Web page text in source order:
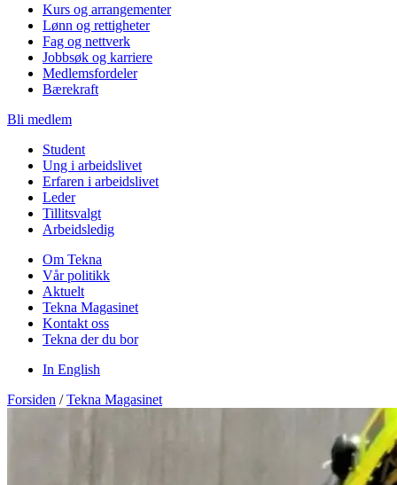
Kurs og arrangementer
Lønn og rettigheter
Fag og nettverk
Jobbsøk og karriere
Medlemsfordeler
Bærekraft
Bli medlem
Student
Ung i arbeidslivet
Erfaren i arbeidslivet
Leder
Tillitsvalgt
Arbeidsledig
Om Tekna
Vår politikk
Aktuelt
Tekna Magasinet
Kontakt oss
Tekna der du bor
In English
Forsiden / Tekna Magasinet